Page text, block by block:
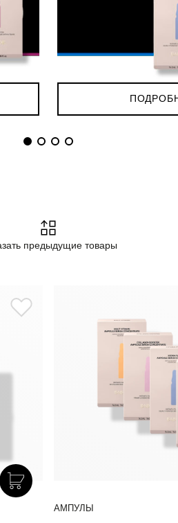
предыдущие товары
АМПУЛЫ